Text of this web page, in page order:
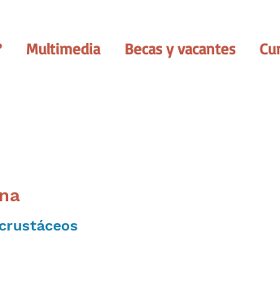
Multimedia Becas y vacantes